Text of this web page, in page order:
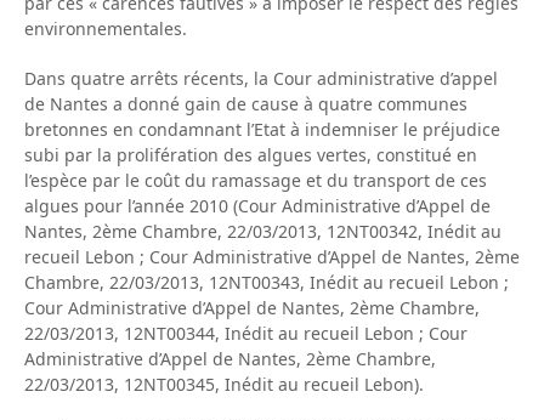
environnementales.
Dans quatre arrêts récents, la Cour administrative d’appel
de Nantes a donné gain de cause à quatre communes
bretonnes en condamnant l’Etat à indemniser le préjudice
subi par la prolifération des algues vertes, constitué en
l’espèce par le coût du ramassage et du transport de ces
algues pour l’année 2010 (Cour Administrative d’Appel de
Nantes, 2ème Chambre, 22/03/2013, 12NT00342, Inédit au
recueil Lebon ; Cour Administrative d’Appel de Nantes, 2ème
Chambre, 22/03/2013, 12NT00343, Inédit au recueil Lebon ;
Cour Administrative d’Appel de Nantes, 2ème Chambre,
22/03/2013, 12NT00344, Inédit au recueil Lebon ; Cour
Administrative d’Appel de Nantes, 2ème Chambre,
22/03/2013, 12NT00345, Inédit au recueil Lebon).